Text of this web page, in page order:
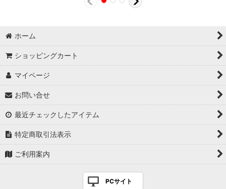
ホーム
ショッピングカート
マイページ
お問い合せ
最近チェックしたアイテム
特定商取引法表示
ご利用案内
PCサイト